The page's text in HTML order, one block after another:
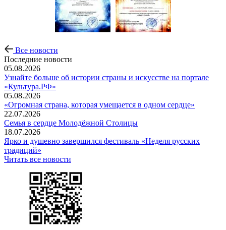
Все новости
Последние новости
05.08.2026
Узнайте больше об истории страны и искусстве на портале
«Культура.РФ»
05.08.2026
«Огромная страна, которая умещается в одном сердце»
22.07.2026
Семья в сердце Молодёжной Столицы
18.07.2026
Ярко и душевно завершился фестиваль «Неделя русских
традиций»
Читать все новости